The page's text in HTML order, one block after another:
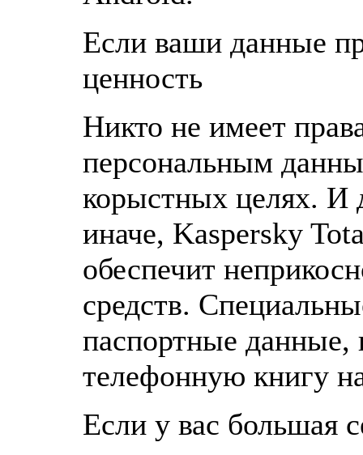
Если ваши данные
ценность
Никто не имеет
персональным
корыстных целях. И
иначе, Kaspersky
обеспечит
средств.
паспортные данные,
телефонную книгу
Если у вас большая